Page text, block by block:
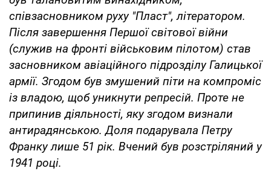
співзасновником руху "Пласт", літератором.
Після завершення Першої світової війни
(служив на фронті військовим пілотом) став
засновником авіаційного підрозділу Галицької
армії. Згодом був змушений піти на компроміс
із владою, щоб уникнути репресій. Проте не
припинив діяльності, яку згодом визнали
антирадянською. Доля подарувала Петру
Франку лише 51 рік. Вчений був розстріляний у
1941 році.